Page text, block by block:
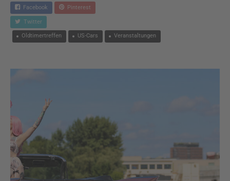
Facebook Pinterest
Twitter
Oldtimertreffen US-Cars Veranstaltungen